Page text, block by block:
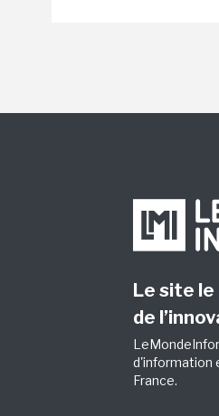
Le site le
de
d'information
France.